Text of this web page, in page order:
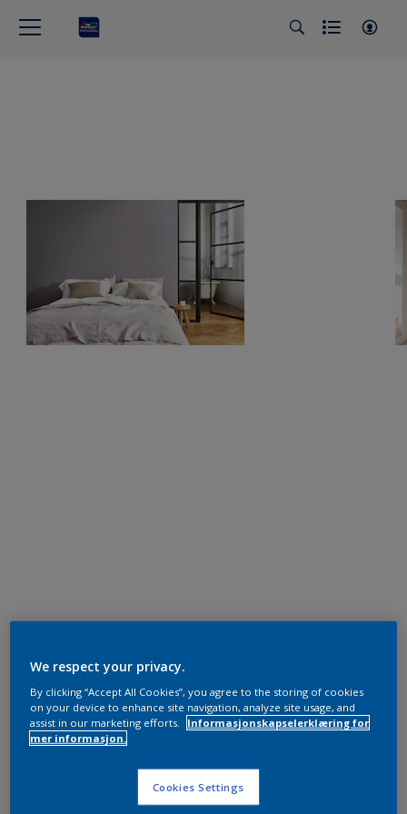
We respect your privacy.
By clicking “Accept All Cookies”, you agree to the storing of cookies
on your device to enhance site navigation, analyze site usage, and
assist in our marketing efforts.
Informasjonskapselerklæring for
mer informasjon.
Cookies Settings